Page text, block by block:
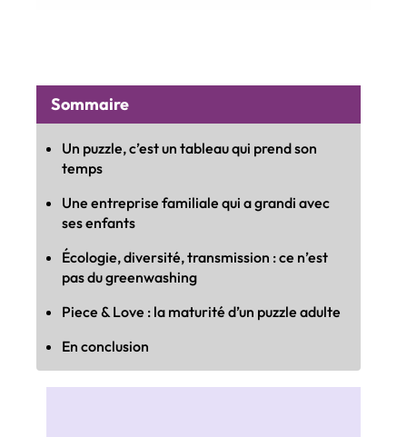
Sommaire
Un puzzle, c’est un tableau qui prend son
temps
Une entreprise familiale qui a grandi avec
ses enfants
Écologie, diversité, transmission : ce n’est
pas du greenwashing
Piece & Love : la maturité d’un puzzle adulte
En conclusion